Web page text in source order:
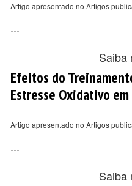
Artigo apresentado no Artigos
...
Saiba
Efeitos do
Estresse Oxidativo
Artigo apresentado no Artigos
...
Saiba